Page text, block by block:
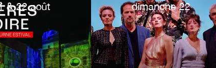
& 22 août dimanche 22